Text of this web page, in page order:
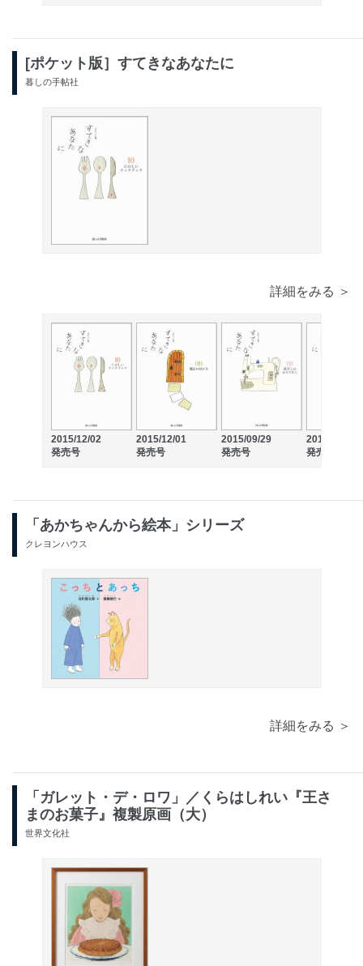
[ポケット版］すてきなあなたに
暮しの手帖社
詳細をみる ＞
2015/12/02
発売号
2015/12/01
発売号
2015/09/29
発売号
2015/09/28
発売号
「あかちゃんから絵本」シリーズ
クレヨンハウス
詳細をみる ＞
「ガレット・デ・ロワ」／くらはしれい『王さ
まのお菓子』複製原画（大）
世界文化社